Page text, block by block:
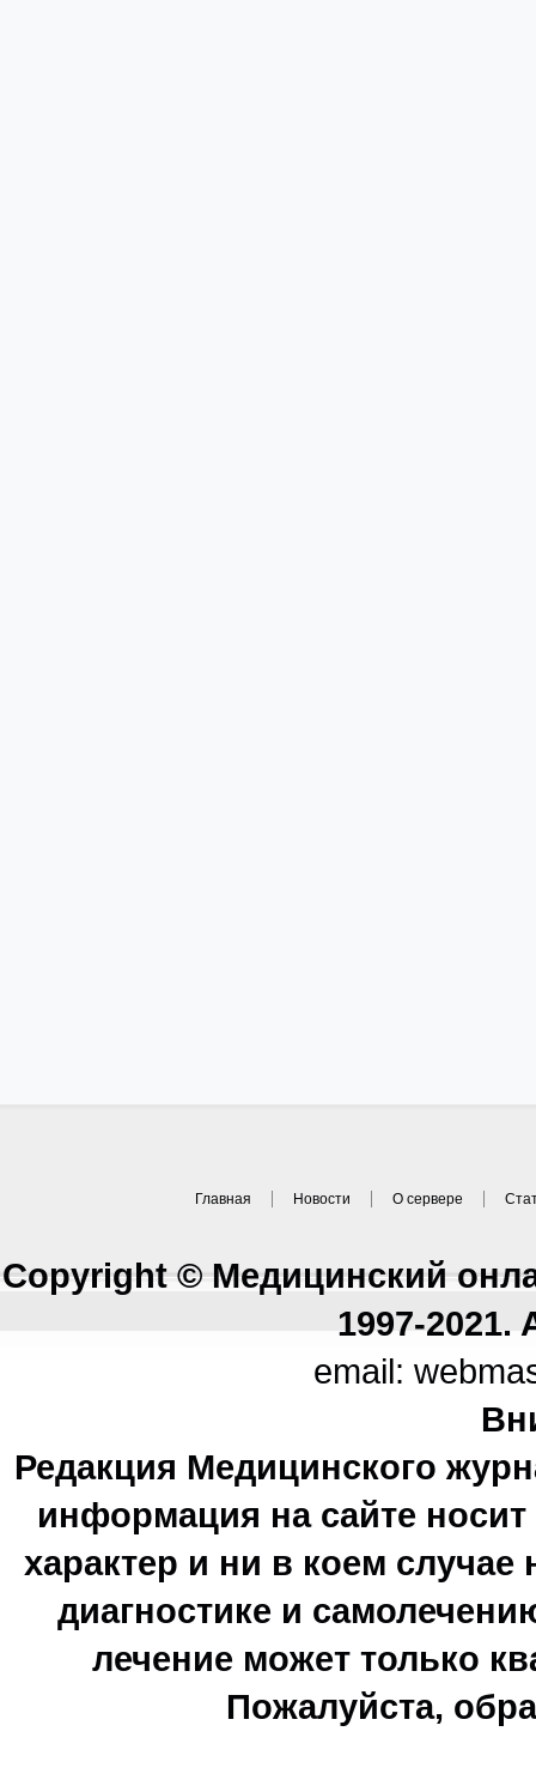
Главная Новости О сервере
Copyright © Медицинский
1997-2021.
email:
Редакция Медицинского
информация на сайте
характер и ни в коем
диагностике и
лечение может только
Пожалуйста,